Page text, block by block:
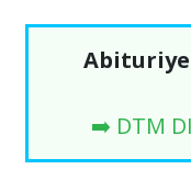
➡️ DTM